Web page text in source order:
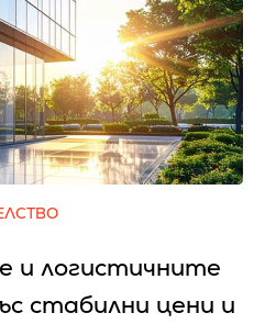
и логистичните
стабилни цени и